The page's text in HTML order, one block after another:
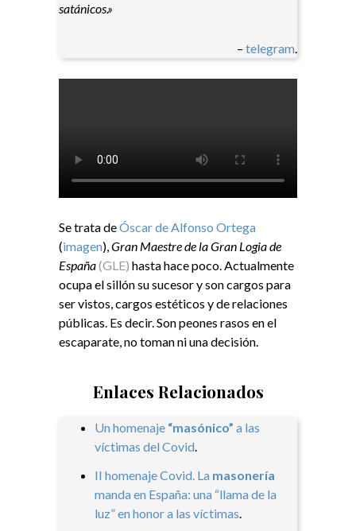
satánicos.»
– telegram.
Se trata deÓscar de Alfonso Ortega
(imagen),Gran Maestre de la Gran Logia de
España(GLE) hasta hace poco. Actualmente
ocupa el sillón su sucesor y son cargos para
ser vistos, cargos estéticos y de relaciones
públicas. Es decir. Son peones rasos en el
escaparate, no toman ni una decisión.
Enlaces Relacionados
Un homenaje “masónico” a las
víctimas del Covid.
II homenaje Covid. La masonería
manda en España: una “llama de la
luz” en honor a las víctimas.